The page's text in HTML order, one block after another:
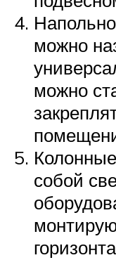
можно
можно
собой